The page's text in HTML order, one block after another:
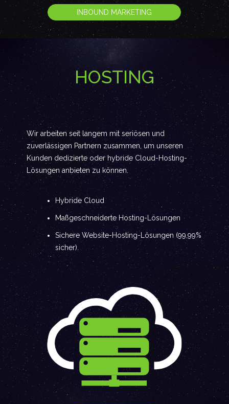
INBOUND MARKETING
HOSTING
Wir arbeiten seit langem mit seriösen und
zuverlässigen Partnern zusammen, um unseren
Kunden dedizierte oder hybride Cloud-Hosting-
Lösungen anbieten zu können.
Hybride Cloud
Maßgeschneiderte Hosting-Lösungen
Sichere Website-Hosting-Lösungen (99,99%
sicher).